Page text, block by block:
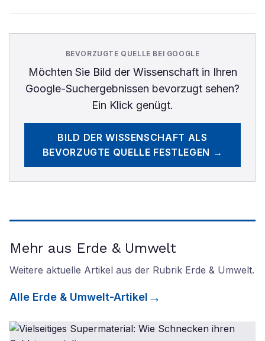
BEVORZUGTE QUELLE BEI GOOGLE
Möchten Sie Bild der Wissenschaftin Ihren
Google-Suchergebnissen bevorzugt sehen?
Ein Klick genügt.
BILD DER WISSENSCHAFT ALS
BEVORZUGTE QUELLE FESTLEGEN →
Mehr aus Erde & Umwelt
Weitere aktuelle Artikel aus der Rubrik Erde & Umwelt.
Alle Erde & Umwelt-Artikel